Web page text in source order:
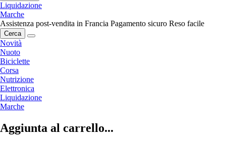
Liquidazione
Marche
Assistenza post-vendita in Francia Pagamento sicuro Reso facile
Cerca
Novità
Nuoto
Biciclette
Corsa
Nutrizione
Elettronica
Liquidazione
Marche
Aggiunta al carrello...